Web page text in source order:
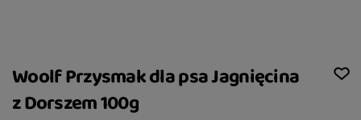
Woolf Przysmak dla psa Jagnięcina
z Dorszem 100g